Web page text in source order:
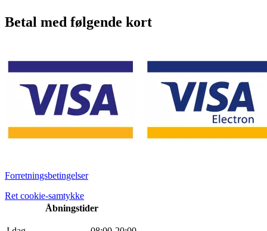
Betal med følgende kort
Forretningsbetingelser
Ret cookie-samtykke
Åbningstider